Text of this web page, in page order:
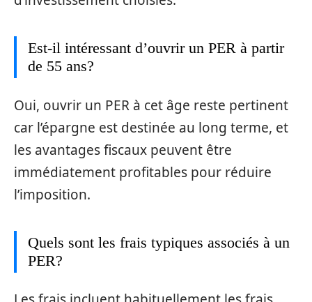
Est-il intéressant d’ouvrir un PER à partir
de 55 ans?
Oui, ouvrir un PER à cet âge reste pertinent
car l’épargne est destinée au long terme, et
les avantages fiscaux peuvent être
immédiatement profitables pour réduire
l’imposition.
Quels sont les frais typiques associés à un
PER?